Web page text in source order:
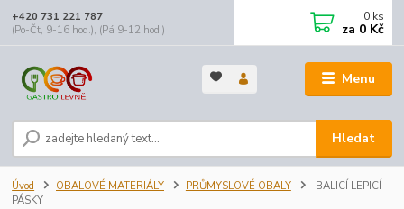
Menu
Hledat
+420 731 221 787
(Po-Čt, 9-16 hod.), (Pá 9-12 hod.)
0 ks
za 0 Kč
Úvod OBALOVÉ MATERIÁLY PRŮMYSLOVÉ OBALY
BALICÍ LEPICÍ
PÁSKY